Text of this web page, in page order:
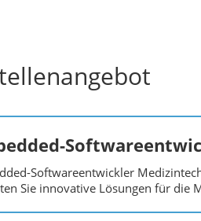
Softwareentwickler
Sie innovative Lösungen für die